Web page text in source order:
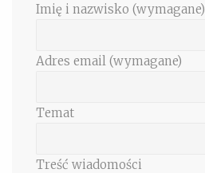
Imię i nazwisko (wymagane)
Adres email (wymagane)
Temat
Treść wiadomości